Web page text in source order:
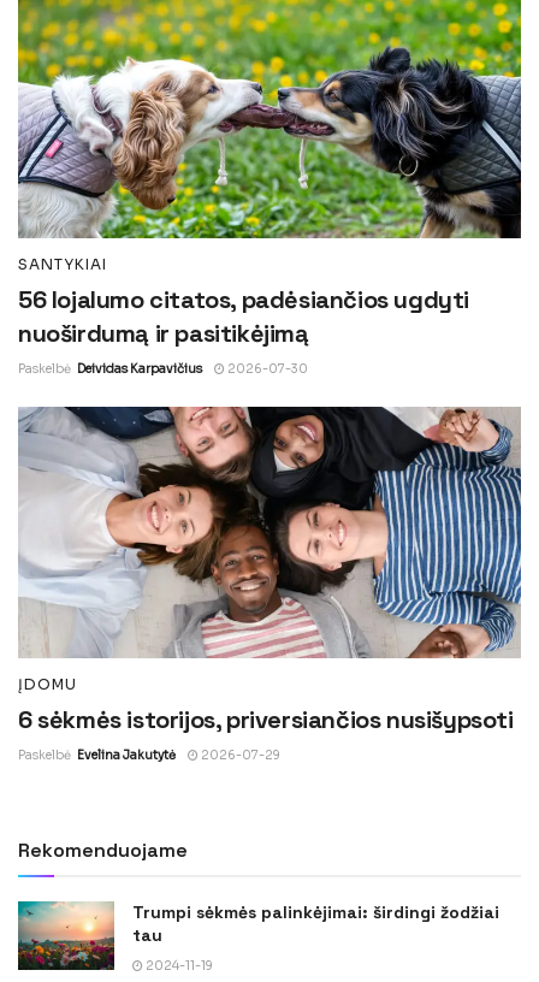
SANTYKIAI
56 lojalumo citatos, padėsiančios ugdyti
nuoširdumą ir pasitikėjimą
Paskelbė Deividas Karpavičius 2026-07-30
ĮDOMU
6 sėkmės istorijos, priversiančios nusišypsoti
Paskelbė Evelina Jakutytė 2026-07-29
Rekomenduojame
Trumpi sėkmės palinkėjimai: širdingi žodžiai
tau
2024-11-19